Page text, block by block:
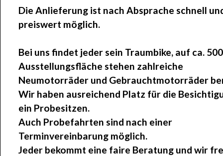
Die Anlieferung ist nach Absprache schnell
preiswert möglich.
Bei uns findet jeder sein Traumbike, auf ca.
Ausstellungsfläche stehen zahlreiche
Neumotorräder und Gebrauchtmotorräder
Wir haben ausreichend Platz für die
ein Probesitzen.
Auch Probefahrten sind nach einer
Terminvereinbarung möglich.
Jeder bekommt eine faire Beratung und wir